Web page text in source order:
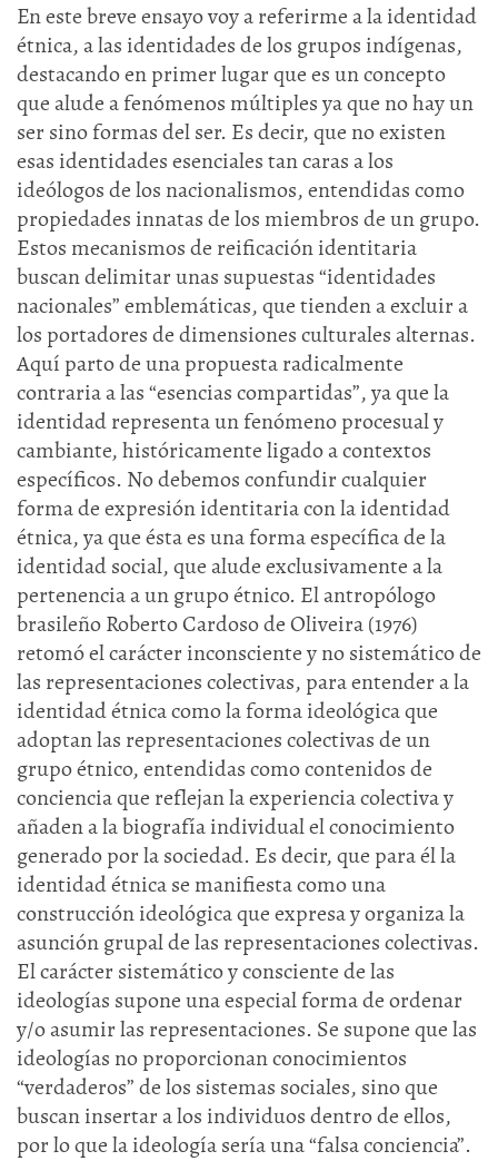
En este breve ensayo voy a referirme a la identidad
étnica, a las identidades de los grupos indígenas,
destacando en primer lugar que es un concepto
que alude a fenómenos múltiples ya que no hay un
ser sino formas del ser. Es decir, que no existen
esas identidades esenciales tan caras a los
ideólogos de los nacionalismos, entendidas como
propiedades innatas de los miembros de un grupo.
Estos mecanismos de reificación identitaria
buscan delimitar unas supuestas “identidades
nacionales” emblemáticas, que tienden a excluir a
los portadores de dimensiones culturales alternas.
Aquí parto de una propuesta radicalmente
contraria a las “esencias compartidas”, ya que la
identidad representa un fenómeno procesual y
cambiante, históricamente ligado a contextos
específicos. No debemos confundir cualquier
forma de expresión identitaria con la identidad
étnica, ya que ésta es una forma específica de la
identidad social, que alude exclusivamente a la
pertenencia a un grupo étnico. El antropólogo
brasileño Roberto Cardoso de Oliveira (1976)
retomó el carácter inconsciente y no sistemático de
las representaciones colectivas, para entender a la
identidad étnica como la forma ideológica que
adoptan las representaciones colectivas de un
grupo étnico, entendidas como contenidos de
conciencia que reflejan la experiencia colectiva y
añaden a la biografía individual el conocimiento
generado por la sociedad. Es decir, que para él la
identidad étnica se manifiesta como una
construcción ideológica que expresa y organiza la
asunción grupal de las representaciones colectivas.
El carácter sistemático y consciente de las
ideologías supone una especial forma de ordenar
y/o asumir las representaciones. Se supone que las
ideologías no proporcionan conocimientos
“verdaderos” de los sistemas sociales, sino que
buscan insertar a los individuos dentro de ellos,
por lo que la ideología sería una “falsa conciencia”.